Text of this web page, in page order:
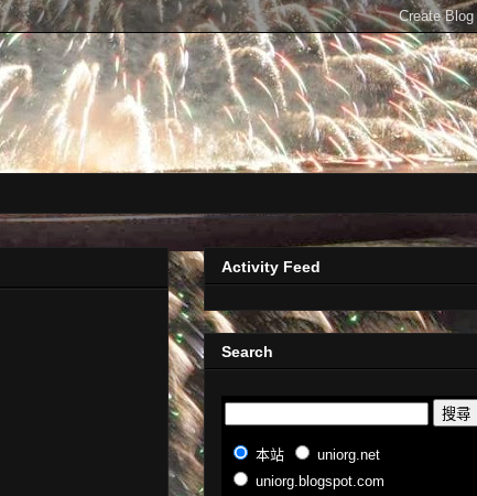
Activity Feed
Search
本站
uniorg.net
uniorg.blogspot.com